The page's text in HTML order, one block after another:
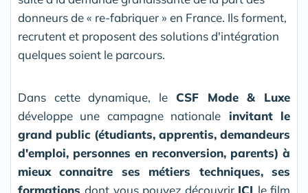
donneurs de « re-fabriquer » en France. Ils forment,
recrutent et proposent des solutions d'intégration
quelques soient le parcours.
Dans cette dynamique, le CSF Mode & Luxe
développe une campagne nationale invitant le
grand public (étudiants, apprentis, demandeurs
d'emploi, personnes en reconversion, parents) à
mieux connaitre ses métiers techniques, ses
formationsdont vous pouvez découvrir ICI le film